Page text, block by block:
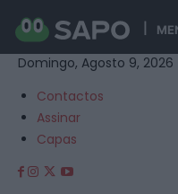
Domingo, Agosto 9, 2026
Contactos
Assinar
Capas